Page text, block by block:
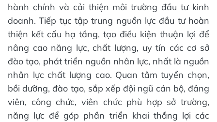
hành chính và cải thiện môi trường đầu tư kinh
doanh. Tiếp tục tập trung nguồn lực đầu tư hoàn
thiện kết cấu hạ tầng, tạo điều kiện thuận lợi để
nâng cao năng lực, chất lượng, uy tín các cơ sở
đào tạo, phát triển nguồn nhân lực, nhất là nguồn
nhân lực chất lượng cao. Quan tâm tuyển chọn,
bồi dưỡng, đào tạo, sắp xếp đội ngũ cán bộ, đảng
viên, công chức, viên chức phù hợp sở trường,
năng lực để góp phần triển khai thắng lợi các